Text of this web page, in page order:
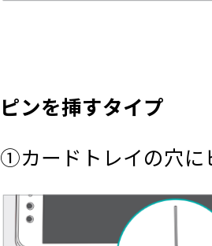
ピンを挿すタイプ
①カードトレイの穴に